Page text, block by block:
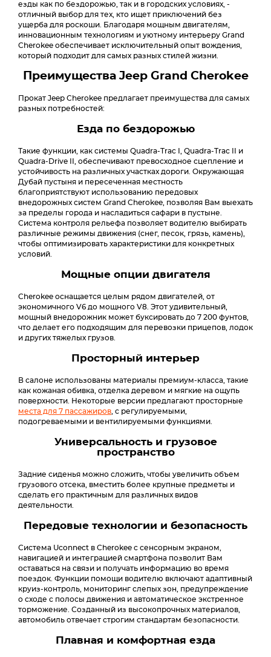
езды как по бездорожью, так и в городских условиях, -
отличный выбор для тех, кто ищет приключений без
ущерба для роскоши. Благодаря мощным двигателям,
инновационным технологиям и уютному интерьеру Grand
Cherokee обеспечивает исключительный опыт вождения,
который подходит для самых разных стилей жизни.
Преимущества Jeep Grand Cherokee
Прокат Jeep Cherokee предлагает преимущества для самых
разных потребностей:
Езда по бездорожью
Такие функции, как системы Quadra-Trac I, Quadra-Trac II и
Quadra-Drive II, обеспечивают превосходное сцепление и
устойчивость на различных участках дороги. Окружающая
Дубай пустыня и пересеченная местность
благоприятствуют использованию передовых
внедорожных систем Grand Cherokee, позволяя Вам выехать
за пределы города и насладиться сафари в пустыне.
Система контроля рельефа позволяет водителю выбирать
различные режимы движения (снег, песок, грязь, камень),
чтобы оптимизировать характеристики для конкретных
условий.
Мощные опции двигателя
Cherokee оснащается целым рядом двигателей, от
экономичного V6 до мощного V8. Этот удивительный,
мощный внедорожник может буксировать до 7 200 фунтов,
что делает его подходящим для перевозки прицепов, лодок
и других тяжелых грузов.
Просторный интерьер
В салоне использованы материалы премиум-класса, такие
как кожаная обивка, отделка деревом и мягкие на ощупь
поверхности. Некоторые версии предлагают просторные
места для 7 пассажиров , с регулируемыми,
подогреваемыми и вентилируемыми функциями.
Универсальность и грузовое
пространство
Задние сиденья можно сложить, чтобы увеличить объем
грузового отсека, вместить более крупные предметы и
сделать его практичным для различных видов
деятельности.
Передовые технологии и безопасность
Система Uconnect в Cherokee с сенсорным экраном,
навигацией и интеграцией смартфона позволит Вам
оставаться на связи и получать информацию во время
поездок. Функции помощи водителю включают адаптивный
круиз-контроль, мониторинг слепых зон, предупреждение
о сходе с полосы движения и автоматическое экстренное
торможение. Созданный из высокопрочных материалов,
автомобиль отвечает строгим стандартам безопасности.
Плавная и комфортная езда